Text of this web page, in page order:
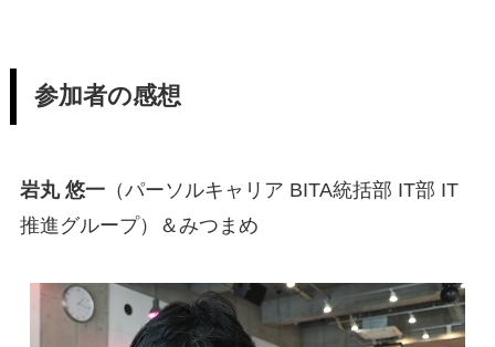
参加者の感想
岩丸 悠一（パーソルキャリア BITA統括部 IT部 IT
推進グループ）＆みつまめ